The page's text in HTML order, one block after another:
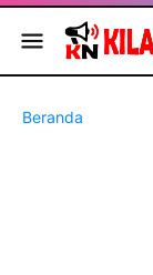
Beranda